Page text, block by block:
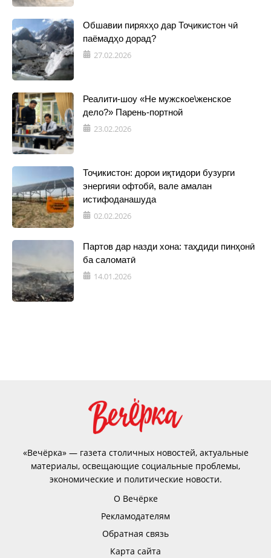
Обшавии пиряхҳо дар Тоҷикистон чӣ
паёмадҳо дорад?
27.02.2026
Реалити-шоу «Не мужское\женское
дело?» Парень-портной
23.02.2026
Тоҷикистон: дорои иқтидори бузурги
энергияи офтобӣ, вале амалан
истифоданашуда
02.02.2026
Партов дар назди хона: таҳдиди пинҳонӣ
ба саломатӣ
14.01.2026
«Вечёрка» — газета столичных новостей, актуальные
материалы, освещающие социальные проблемы,
экономические и политические новости.
О Вечёрке
Рекламодателям
Обратная связь
Карта сайта